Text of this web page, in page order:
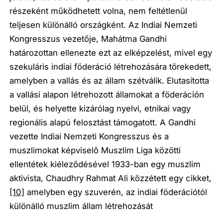
részeként működhetett volna, nem feltétlenül
teljesen különálló országként. Az Indiai Nemzeti
Kongresszus vezetője, Mahátma Gandhi
határozottan ellenezte ezt az elképzelést, mivel egy
szekuláris indiai föderáció létrehozására törekedett,
amelyben a vallás és az állam szétválik. Elutasította
a vallási alapon létrehozott államokat a föderáción
belül, és helyette kizárólag nyelvi, etnikai vagy
regionális alapú felosztást támogatott. A Gandhi
vezette Indiai Nemzeti Kongresszus és a
muszlimokat képviselő Muszlim Liga közötti
ellentétek kiéleződésével 1933-ban egy muszlim
aktivista, Chaudhry Rahmat Ali közzétett egy cikket,
[10] amelyben egy szuverén, az indiai föderációtól
különálló muszlim állam létrehozását